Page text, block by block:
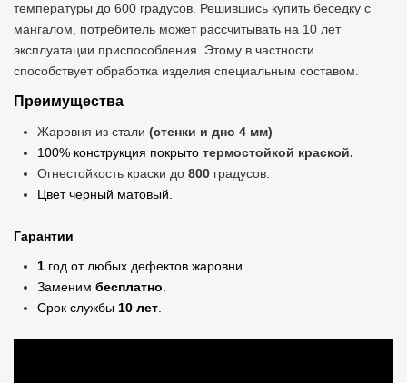
температуры до 600 градусов. Решившись купить беседку с
мангалом, потребитель может рассчитывать на 10 лет
эксплуатации приспособления. Этому в частности
способствует обработка изделия специальным составом.
Преимущества
Жаровня из стали (стенки и дно 4 мм)
100% конструкция покрыто термостойкой краской.
Огнестойкость краски до 800 градусов.
Цвет черный матовый.
Гарантии
1 год от любых дефектов жаровни.
Заменим бесплатно
Срок службы 10 лет